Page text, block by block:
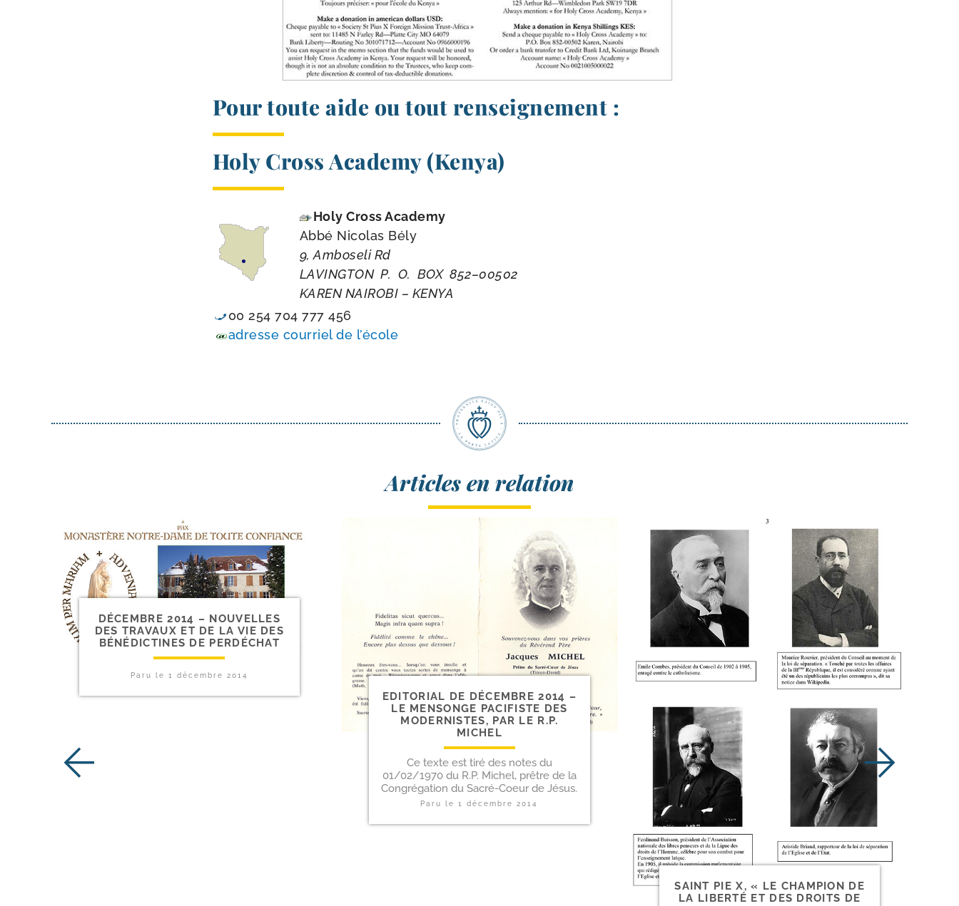
Pour toute aide ou tout renseignement :
Holy Cross Academy (Kenya)
Holy Cross Academy
Abbé Nicolas Bély
9, Amboseli Rd
LAVINGTON P. O. BOX 852–00502
KAREN NAIROBI – KENYA
00 254 704 777 456
adresse cour­riel de l’école
Articles en relation
DÉCEMBRE 2014 – NOUVELLES
DES TRAVAUX ET DE LA VIE DES
BÉNÉDICTINES DE PERDÉCHAT
Paru le 1 décembre 2014
EDITORIAL DE DÉCEMBRE 2014 –
LE MENSONGE PACIFISTE DES
MODERNISTES, PAR LE R.P.
MICHEL
Ce texte est tiré des notes du
01/02/1970 du R.P. Michel, prêtre de la
Congrégation du Sacré-Coeur de Jésus.
Paru le1 décembre 2014
SAINT PIE X, « LE CHAMPION DE
LA LIBERTÉ ET DES DROITS DE